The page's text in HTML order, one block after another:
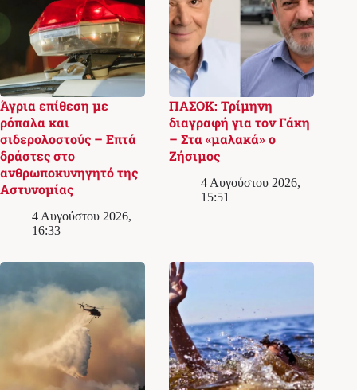
Άγρια επίθεση με
ρόπαλα και
σιδερολοστούς – Επτά
δράστες στο
ανθρωποκυνηγητό της
Αστυνομίας
4 Αυγούστου 2026,
16:33
ΠΑΣΟΚ: Τρίμηνη
διαγραφή για τον Γάκη
– Στα «μαλακά» ο
Ζήσιμος
4 Αυγούστου 2026,
15:51